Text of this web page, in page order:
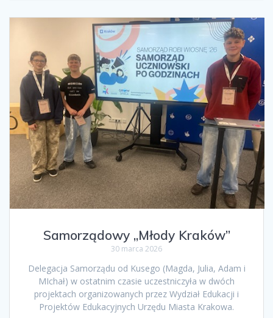
Samorządowy „Młody Kraków”
30 marca 2026
Delegacja Samorządu od Kusego (Magda, Julia, Adam i
MIchał) w ostatnim czasie uczestniczyła w dwóch
projektach organizowanych przez Wydział Edukacji i
Projektów Edukacyjnych Urzędu Miasta Krakowa.